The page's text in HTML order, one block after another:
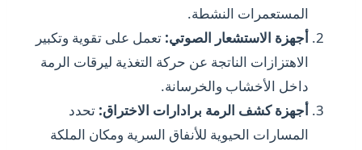
المستعمرات النشطة.
أجهزة الاستشعار الصوتي: تعمل على تقوية وتكبير
الاهتزازات الناتجة عن حركة التغذية ليرقات الرمة
داخل الأخشاب والخرسانة.
أجهزة كشف الرمة برادارات الاختراق: تحدد
المسارات الحيوية للأنفاق السرية ومكان الملكة